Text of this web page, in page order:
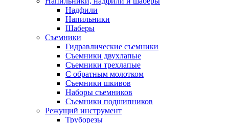
Надфили
Напильники
Шаберы
Съемники
Гидравлические съемники
Съемники двухлапые
Съемники трехлапые
С обратным молотком
Съемники шкивов
Наборы съемников
Съемники подшипников
Режущий инструмент
Труборезы